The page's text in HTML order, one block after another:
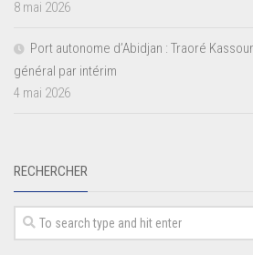
8 mai 2026
Port autonome d’Abidjan : Traoré
général par intérim
4 mai 2026
RECHERCHER